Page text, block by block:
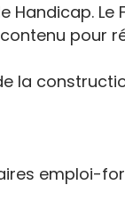
Le
pour
la
emploi-